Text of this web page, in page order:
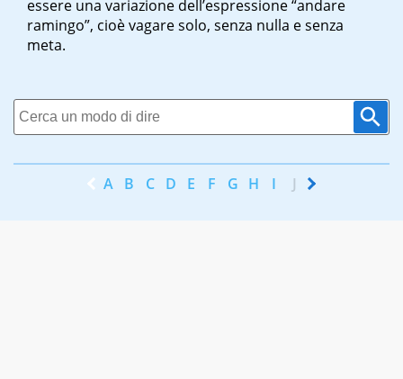
essere una variazione dell’espressione “andare
ramingo”, cioè vagare solo, senza nulla e senza
meta.
A B C D E F G H I J K